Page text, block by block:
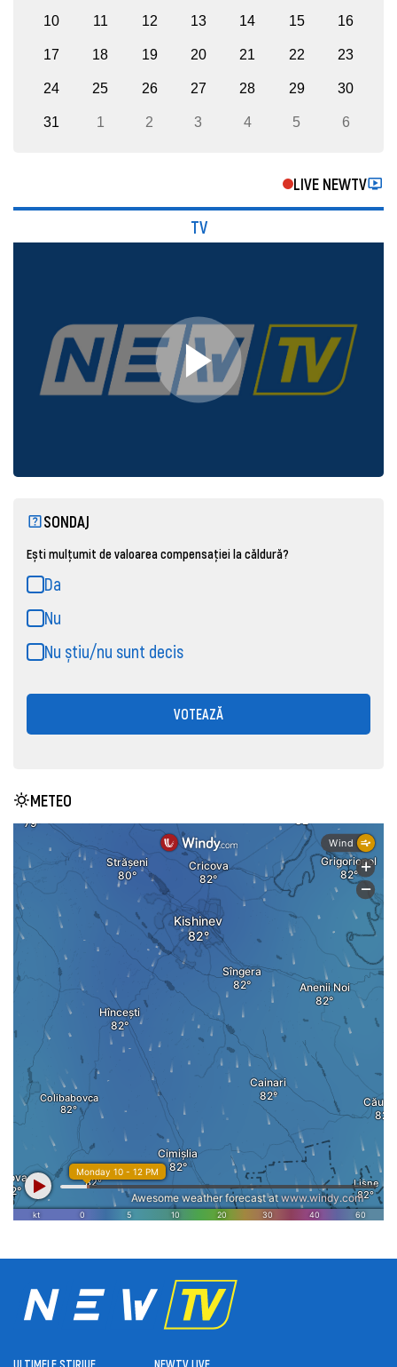
10 11 12 13 14 15 16
17 18 19 20 21 22 23
24 25 26 27 28 29 30
31 1 2 3 4 5 6
LIVE NEWTV
TV
SONDAJ
Ești mulțumit de valoarea compensației la căldură?
Da
Nu
Nu știu/nu sunt decis
VOTEAZĂ
METEO
ULTIMELE ȘTIRIUE NEWTV LIVE